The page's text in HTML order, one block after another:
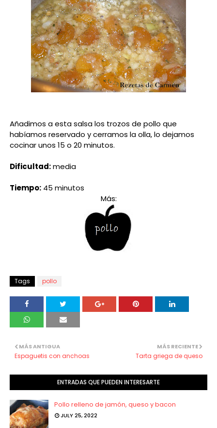
Añadimos a esta salsa los trozos de pollo que
habíamos reservado y cerramos la olla, lo dejamos
cocinar unos 15 o 20 minutos.
Dificultad:media
Tiempo: 45 minutos
Más:
Tags pollo
MÁS RECIENTE
Tarta griega de queso
MÁS ANTIGUA
Espaguetis con anchoas
ENTRADAS QUE PUEDEN INTERESARTE
Pollo relleno de jamón, queso y bacon
JULY 25, 2022